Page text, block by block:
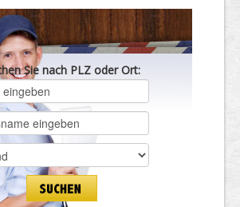
Sie nach PLZ oder Ort: